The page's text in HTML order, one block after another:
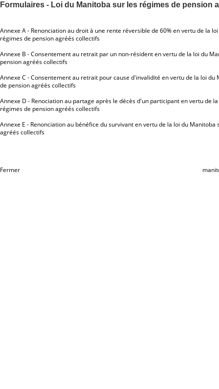
Formulaires - Loi du Manitoba sur les régimes de pension
Annexe A - Renonciation au droit à une rente réversible de 60% en vertu de la
régimes de pension agréés collectifs
Annexe B - Consentement au retrait par un non-résident en vertu de la loi du
pension agréés collectifs
Annexe C - Consentement au retrait pour cause d'invalidité en vertu de la loi du
de pension agréés collectifs
Annexe D - Renociation au partage après le décès d'un participant en vertu de
régimes de pension agréés collectifs
Annexe E - Renonciation au bénéfice du survivant en vertu de la loi du
agréés collectifs
Fermer